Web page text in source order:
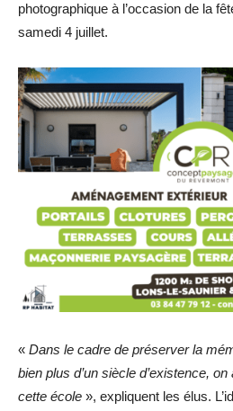
photographique à l’occasion de la
samedi 4 juillet.
« Dans le cadre de préserver la
bien plus d’un siècle d’existence,
cette école », expliquent les élus.